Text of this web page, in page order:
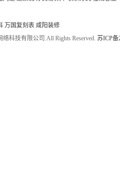
万国复刻表 咸阳装修
科技有限公司.All Rights Reserved. 苏ICP备